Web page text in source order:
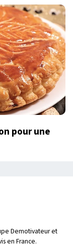
pour une
Demotivateur et
en France.